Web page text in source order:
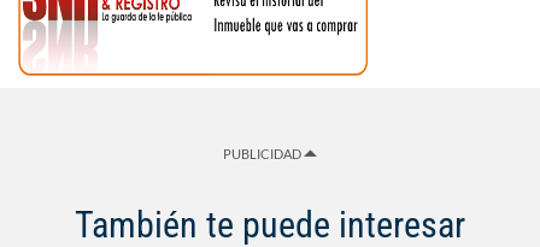
PUBLICIDAD
También te puede interesar